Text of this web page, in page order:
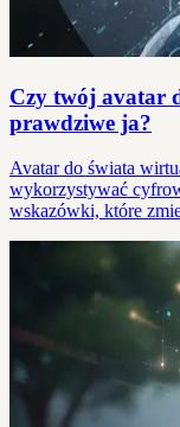
Czy twój avatar
prawdziwe ja?
Avatar do świata
wykorzystywać
wskazówki, które